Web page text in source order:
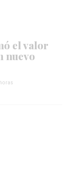
el valor
nuevo